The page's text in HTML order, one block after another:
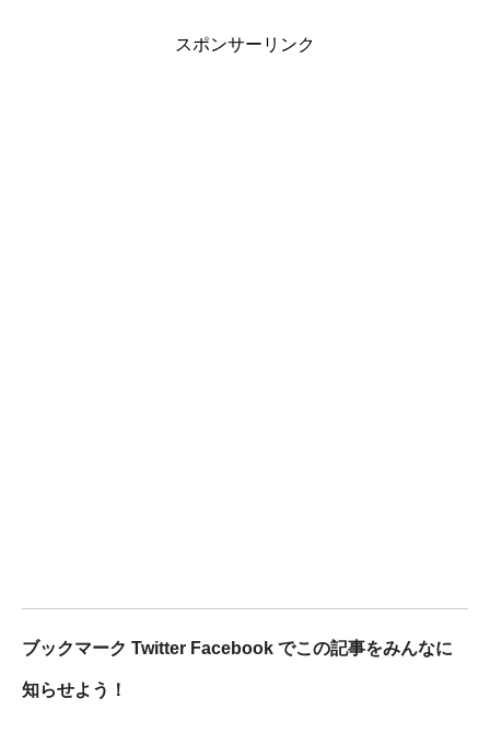
スポンサーリンク
ブックマーク Twitter Facebook でこの記事をみんなに
知らせよう！